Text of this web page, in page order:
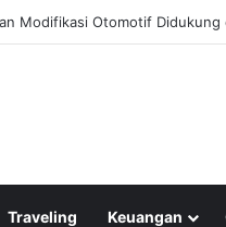
Modifikasi Otomotif
Traveling Keuangan